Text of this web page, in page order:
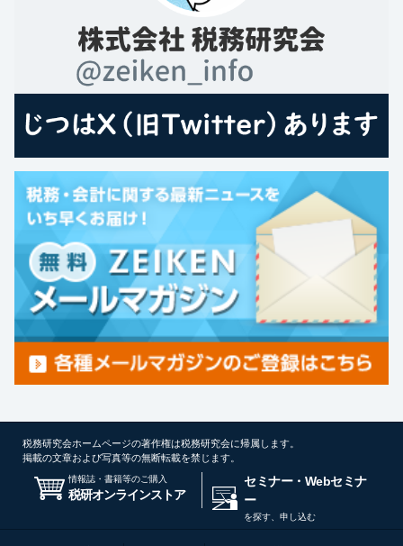
税務研究会ホームページの著作権は税務研究会に帰属します。
掲載の文章および写真等の無断転載を禁じます。
情報誌・書籍等のご購入
税研オンラインストア
セミナー・Webセミナ
ー
を探す、申し込む